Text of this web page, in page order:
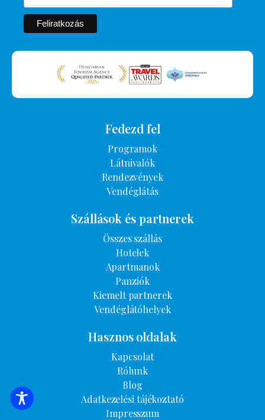
SZÁLLÁSOK KERESÉSE
Fedezd fel
Programok
Látnivalók
Rendezvények
Vendéglátás
Szállások és partnerek
Összes szállás
Hotelek
Apartmanok
Panziók
Kiemelt partnerek
Vendéglátóhelyek
Hasznos oldalak
Kapcsolat
Rólunk
Blog
Adatkezelési tájékoztató
Impresszum